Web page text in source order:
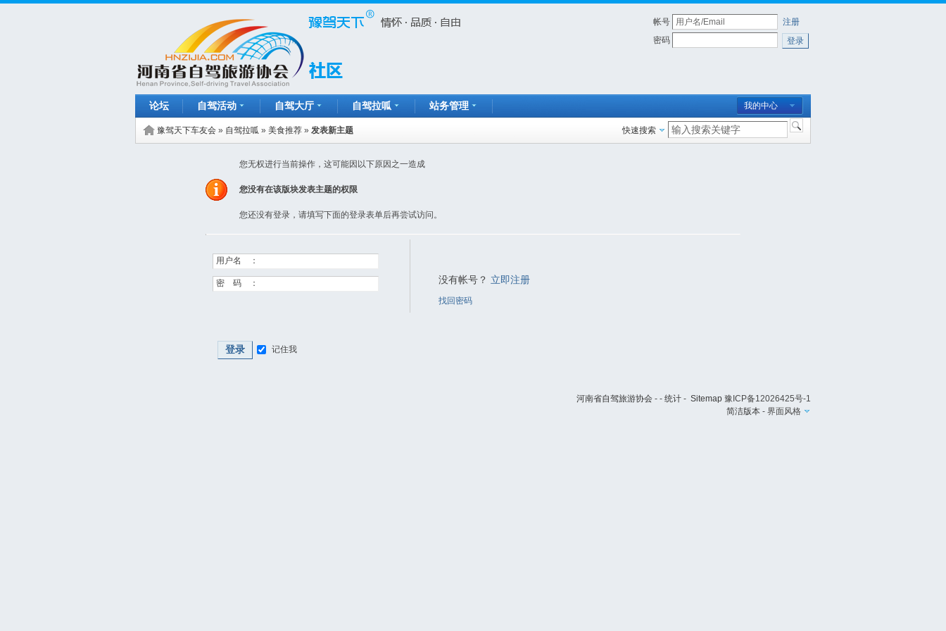
帐号
注册
密码
登录
我的中心
论坛 自驾活动 自驾大厅 自驾拉呱 站务管理
快速搜索
豫驾天下车友会 » 自驾拉呱 » 美食推荐 » 发表新主题
您无权进行当前操作，这可能因以下原因之一造成
您没有在该版块发表主题的权限
您还没有登录，请填写下面的登录表单后再尝试访问。
用户名 ：
密 码 ： 没有帐号？ 立即注册
找回密码
登录 记住我
河南省自驾旅游协会 - - 统计 - Sitemap 豫ICP备12026425号-1
简洁版本 - 界面风格